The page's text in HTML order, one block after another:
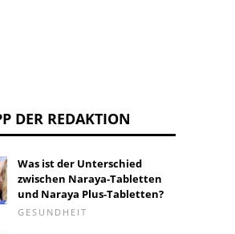
DER REDAKTION
Was ist der Unterschied
zwischen Naraya-Tabletten
und Naraya Plus-Tabletten?
GESUNDHEIT